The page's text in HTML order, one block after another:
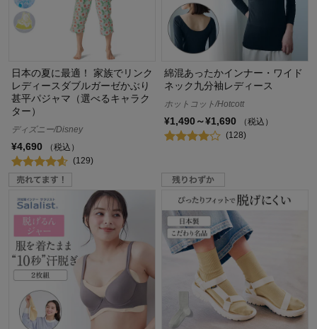
日本の夏に最適！ 家族でリンク
レディースダブルガーゼかぶり
甚平パジャマ（選べるキャラク
ター）
ディズニー/Disney
¥4,690
（税込）
(129)
綿混あったかインナー・ワイド
ネック九分袖レディース
ホットコット/Hotcott
¥1,490～¥1,690
（税込）
(128)